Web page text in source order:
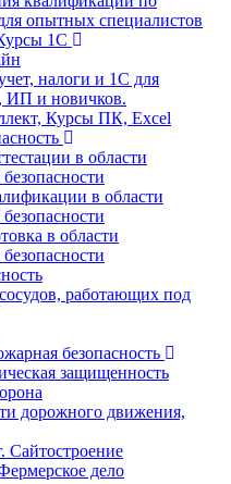
опытных специалистов
1С
налоги и 1С для
ИП и новичков.
Курсы ПК, Excel
в области
в области
в области
работающих под
безопасность
защищенность
дорожного движения,
Сайтостроение
дело